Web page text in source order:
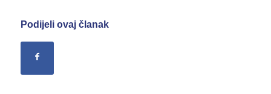
Podijeli ovaj članak